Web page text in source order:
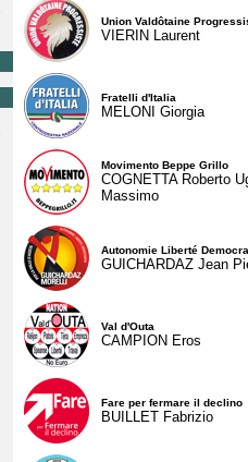
Union Valdôtaine
VIERIN Laurent
Fratelli d'Italia
MELONI Giorgia
Movimento Beppe Grillo
COGNETTA Roberto
Massimo
Autonomie Liberté
GUICHARDAZ Jean
Val d'Outa
CAMPION Eros
Fare per fermare il declino
BUILLET Fabrizio